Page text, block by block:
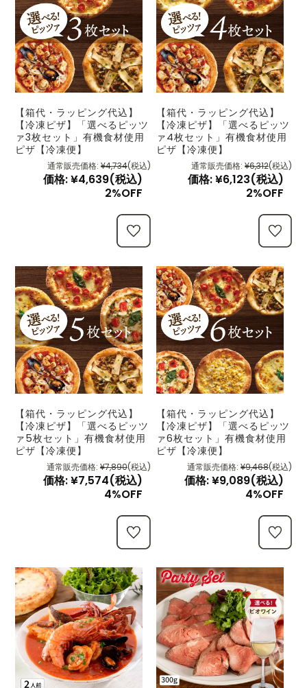
【箱代・ラッピング代込】
【冷凍ピザ】「選べるピッツ
ァ3枚セット」有機食材使用
ピザ【冷凍便】
通常販売価格: ¥4,734(税込)
価格:¥4,639(税込)
2%OFF
【箱代・ラッピング代込】
【冷凍ピザ】「選べるピッツ
ァ4枚セット」有機食材使用
ピザ【冷凍便】
通常販売価格: ¥6,312(税込)
価格:¥6,123(税込)
2%OFF
【箱代・ラッピング代込】
【冷凍ピザ】「選べるピッツ
ァ5枚セット」有機食材使用
ピザ【冷凍便】
通常販売価格: ¥7,890(税込)
価格:¥7,574(税込)
4%OFF
【箱代・ラッピング代込】
【冷凍ピザ】「選べるピッツ
ァ6枚セット」有機食材使用
ピザ【冷凍便】
通常販売価格: ¥9,468(税込)
価格:¥9,089(税込)
4%OFF